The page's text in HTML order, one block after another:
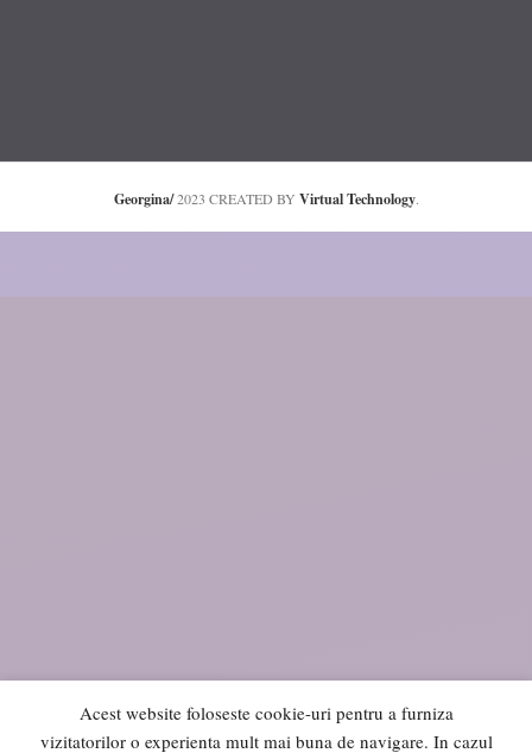
Georgina/ 2023 CREATED BY Virtual Technology.
Acest website foloseste cookie-uri pentru a furniza
vizitatorilor o experienta mult mai buna de navigare. In cazul